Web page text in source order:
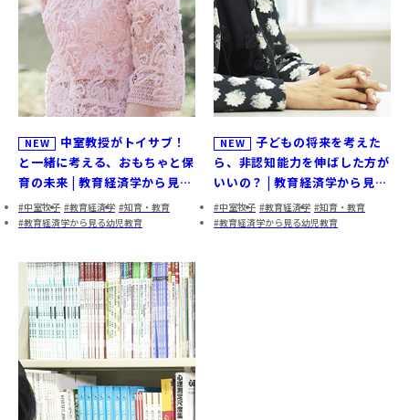
NEW
中室教授がトイサブ！
と一緒に考える、おもちゃと保
育の未来 | 教育経済学から見る
幼児教育③
中室牧子 教育経済学
知育・教育
教育経済学から見る幼児教育
NEW
子どもの将来を考えた
ら、非認知能力を伸ばした方が
いいの？ | 教育経済学から見る
幼児教育②
中室牧子 教育経済学
知育・教育
教育経済学から見る幼児教育